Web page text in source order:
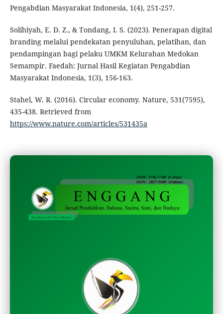
Pengabdian Masyarakat Indonesia, 1(4), 251-257.
Solihiyah, E. D. Z., & Tondang, I. S. (2023). Penerapan digital
branding melalui pendekatan penyuluhan, pelatihan, dan
pendampingan bagi pelaku UMKM Kelurahan Medokan
Semampir. Faedah: Jurnal Hasil Kegiatan Pengabdian
Masyarakat Indonesia, 1(3), 156-163.
Stahel, W. R. (2016). Circular economy. Nature, 531(7595),
435-438. Retrieved from
https://www.nature.com/articles/531435a